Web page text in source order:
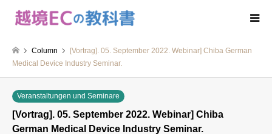
Column
[Vortrag]. 05. September 2022. Webinar] Chiba German
Medical Device Industry Seminar.
Veranstaltungen und Seminare
[Vortrag]. 05. September 2022. Webinar] Chiba
German Medical Device Industry Seminar.